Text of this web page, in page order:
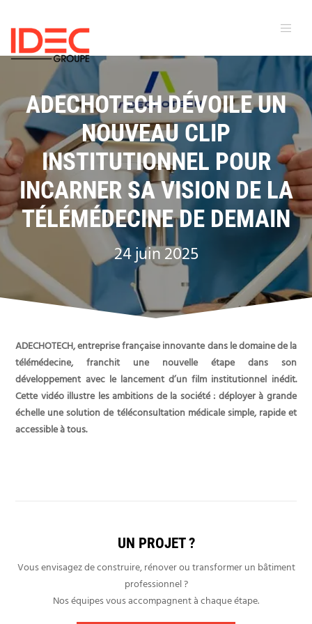
ADECHOTECH DÉVOILE UN
NOUVEAU CLIP
INSTITUTIONNEL POUR
INCARNER SA VISION DE LA
TÉLÉMÉDECINE DE DEMAIN
24 juin 2025
ADECHOTECH, entreprise française innovante dans le domaine de la
télémédecine, franchit une nouvelle étape dans son
développement avec le lancement d’un film institutionnel inédit.
Cette vidéo illustre les ambitions de la société : déployer à grande
échelle une solution de téléconsultation médicale simple, rapide et
accessible à tous.
UN PROJET ?
Vous envisagez de construire, rénover ou transformer un bâtiment
professionnel ?
Nos équipes vous accompagnent à chaque étape.